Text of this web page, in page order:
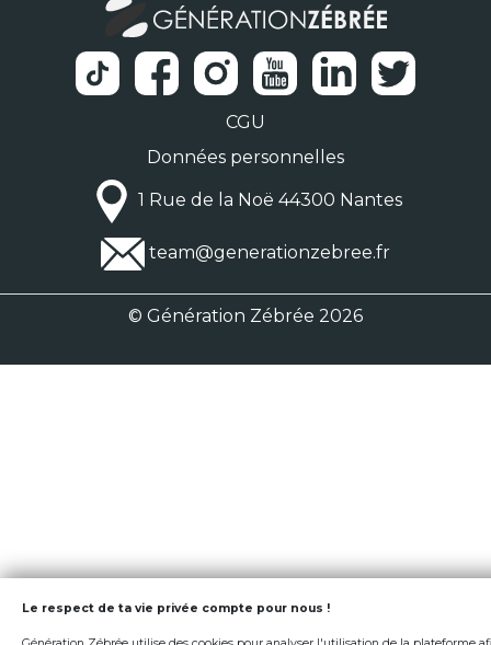
CGU
Données personnelles
1 Rue de la Noë 44300 Nantes
team@generationzebree.fr
© Génération Zébrée 2026
Le respect de ta vie privée compte pour nous !